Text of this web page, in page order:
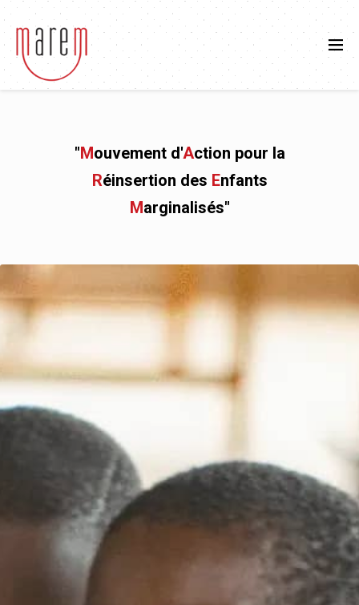
"Mouvement d'Action pour la
Réinsertion des Enfants
Marginalisés"